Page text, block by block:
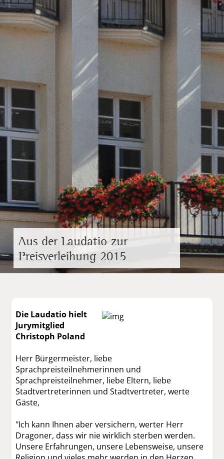
Aus der Laudatio zur
Preisverleihung 2015
Die Laudatio hielt
Jurymitglied
Christoph Poland
Herr Bürgermeister, liebe
Sprachpreisteilnehmerinnen und
Sprachpreisteilnehmer, liebe Eltern, liebe
Stadtvertreterinnen und Stadtvertreter, werte
Gäste,
"Ich kann Ihnen aber versichern, werter Herr
Dragoner, dass wir nie wirklich sterben werden.
Unsere Erfahrungen, unsere Lebensweise, unsere